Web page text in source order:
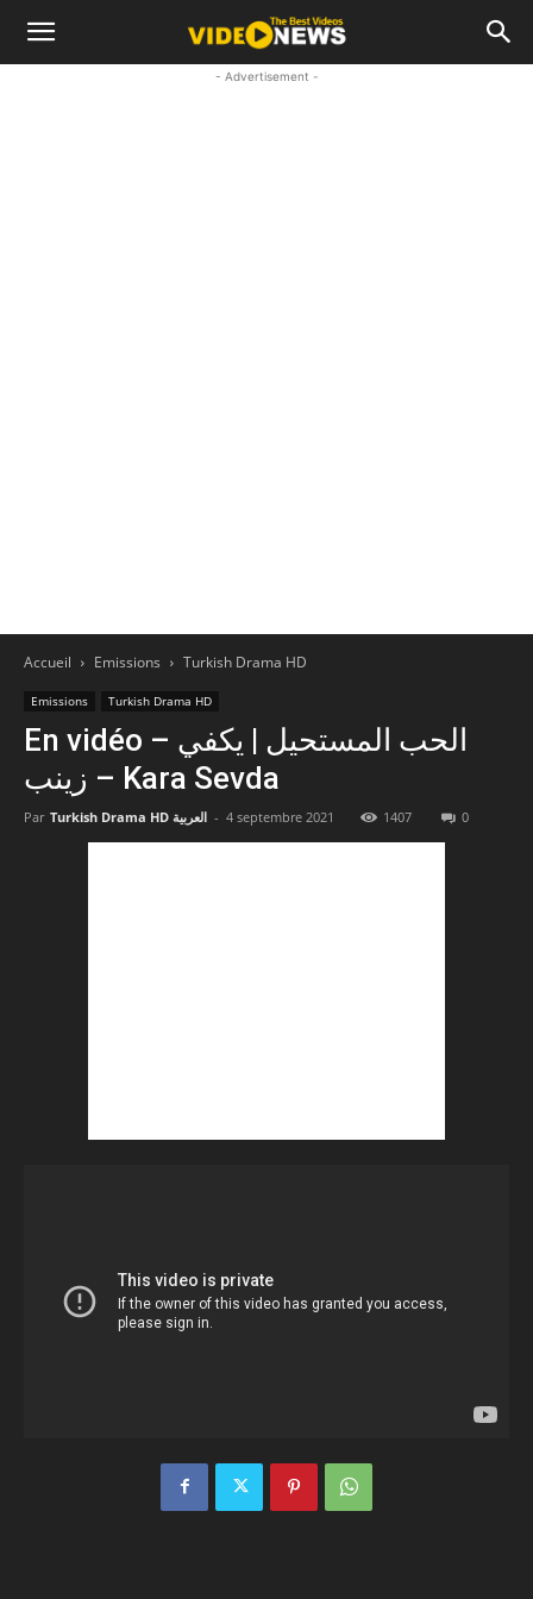
- Advertisement -
Accueil Emissions Turkish Drama HD
Emissions Turkish Drama HD
En vidéo – الحب المستحيل | يكفي
زينب – Kara Sevda
Par Turkish Drama HD العربية - 4 septembre 2021 1407 0